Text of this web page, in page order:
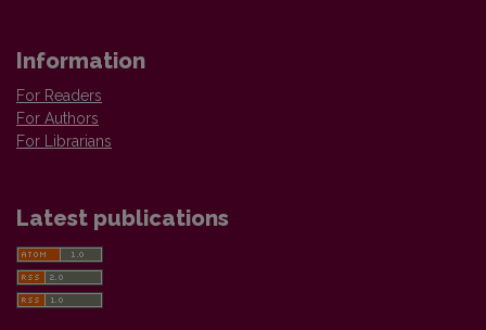
Information
For Readers
For Authors
For Librarians
Latest publications